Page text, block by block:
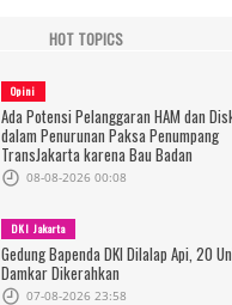
HOT TOPICS
Opini
Ada Potensi Pelanggaran HAM dan
dalam Penurunan Paksa Penumpang
TransJakarta karena Bau Badan
08-08-2026 00:08
DKI Jakarta
Gedung Bapenda DKI Dilalap Api, 20
Damkar Dikerahkan
07-08-2026 23:58